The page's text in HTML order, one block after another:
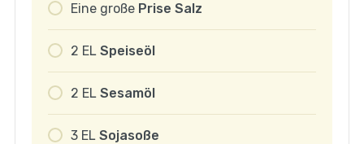
Eine große Prise Salz
2 EL Speiseöl
2 EL Sesamöl
3 EL Sojasoße